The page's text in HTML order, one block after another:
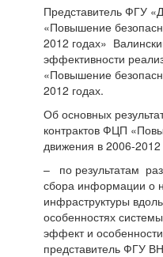
Представитель ФГУ
«Повышение
2012 годах»
эффективности
«Повышение
2012 годах.
Об основных
контрактов ФЦП
движения в 2006-
– по результатам
сбора информации о
инфраструктуры
особенностях
эффект и
представитель ФГУ